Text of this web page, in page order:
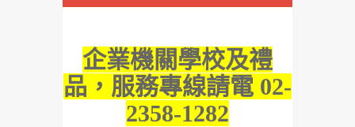
企業機關學校及禮
品，服務專線請電 02-
2358-1282